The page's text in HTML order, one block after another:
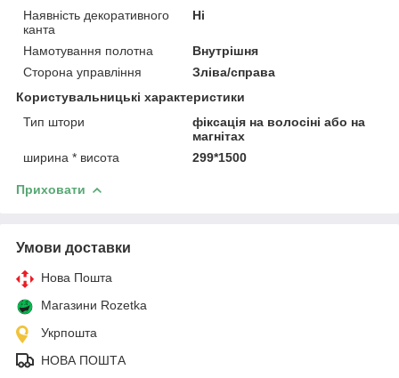
Наявність декоративного
канта
Ні
Намотування полотна
Внутрішня
Сторона управління
Зліва/справа
Користувальницькі характеристики
Тип штори
фіксація на волосіні або на
магнітах
ширина * висота
299*1500
Приховати
Умови доставки
Нова Пошта
Магазини Rozetka
Укрпошта
НОВА ПОШТА